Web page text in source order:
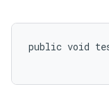
public void